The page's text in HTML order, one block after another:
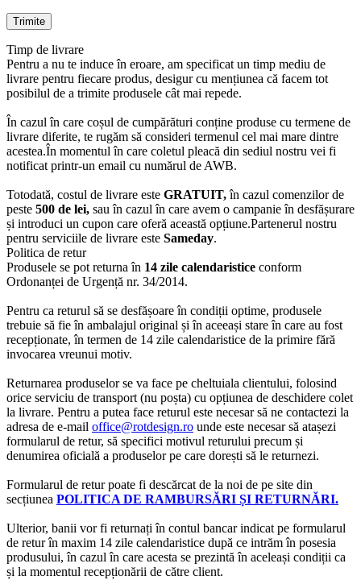
Timp de livrare
Pentru a nu te induce în eroare, am specificat un timp mediu de
livrare pentru fiecare produs, desigur cu mențiunea că facem tot
posibilul de a trimite produsele cât mai repede.
În cazul în care coșul de cumpărături conține produse cu termene de
livrare diferite, te rugăm să consideri termenul cel mai mare dintre
acestea.În momentul în care coletul pleacă din sediul nostru vei fi
notificat printr-un email cu numărul de AWB.
Totodată, costul de livrare este GRATUIT,în cazul comenzilor de
peste 500 de lei, sau în cazul în care avem o campanie în desfășurare
și introduci un cupon care oferă această opțiune.Partenerul nostru
pentru serviciile de livrare este Sameday.
Politica de retur
Produsele se pot returna în 14 zile calendaristice conform
Ordonanței de Urgență nr. 34/2014.
Pentru ca returul să se desfășoare în condiții optime, produsele
trebuie să fie în ambalajul original și în aceeași stare în care au fost
recepționate, în termen de 14 zile calendaristice de la primire fără
invocarea vreunui motiv.
Returnarea produselor se va face pe cheltuiala clientului, folosind
orice serviciu de transport (nu poșta) cu opțiunea de deschidere colet
la livrare. Pentru a putea face returul este necesar să ne contactezi la
adresa de e-mail office@rotdesign.ro unde este necesar să atașezi
formularul de retur, să specifici motivul returului precum și
denumirea oficială a produselor pe care dorești să le returnezi.
Formularul de retur poate fi descărcat de la noi de pe site din
secțiunea POLITICA DE RAMBURSĂRI ȘI RETURNĂRI.
Ulterior, banii vor fi returnați în contul bancar indicat pe formularul
de retur în maxim 14 zile calendaristice după ce intrăm în posesia
produsului, în cazul în care acesta se prezintă în aceleași condiții ca
și la momentul recepționării de către client.